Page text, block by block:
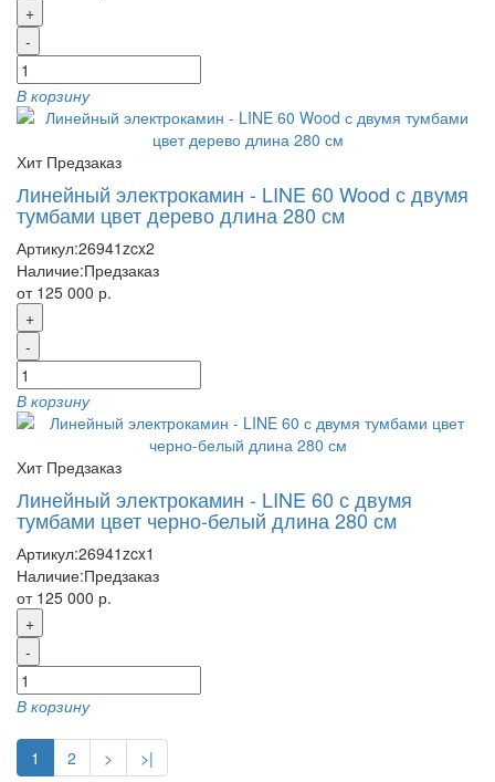
+
-
В корзину
Хит Предзаказ
Линейный электрокамин - LINE 60 Wood с двумя
тумбами цвет дерево длина 280 см
Артикул:26941zcx2
Наличие:Предзаказ
от 125 000 р.
+
-
В корзину
Хит Предзаказ
Линейный электрокамин - LINE 60 с двумя
тумбами цвет черно-белый длина 280 см
Артикул:26941zcx1
Наличие:Предзаказ
от 125 000 р.
+
-
В корзину
1 2 > >|